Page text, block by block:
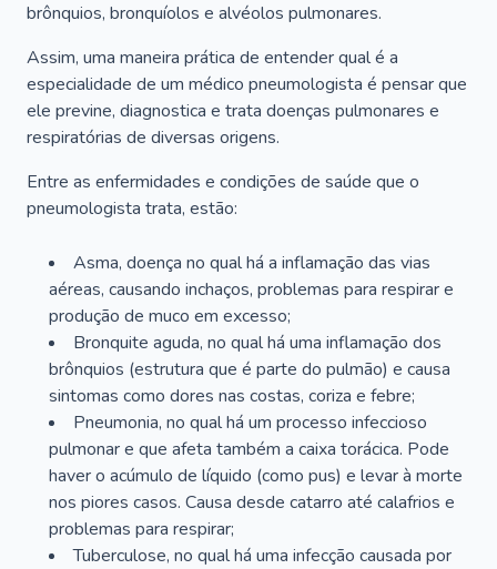
brônquios, bronquíolos e alvéolos pulmonares.
Assim, uma maneira prática de entender qual é a
especialidade de um médico pneumologista é pensar que
ele previne, diagnostica e trata doenças pulmonares e
respiratórias de diversas origens.
Entre as enfermidades e condições de saúde que o
pneumologista trata, estão:
Asma, doença no qual há a inflamação das vias
aéreas, causando inchaços, problemas para respirar e
produção de muco em excesso;
Bronquite aguda, no qual há uma inflamação dos
brônquios (estrutura que é parte do pulmão) e causa
sintomas como dores nas costas, coriza e febre;
Pneumonia, no qual há um processo infeccioso
pulmonar e que afeta também a caixa torácica. Pode
haver o acúmulo de líquido (como pus) e levar à morte
nos piores casos. Causa desde catarro até calafrios e
problemas para respirar;
Tuberculose, no qual há uma infecção causada por